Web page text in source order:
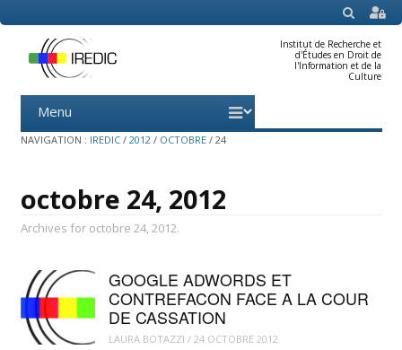
SEARCH
Institut de Recherche et
d'Études en Droit de
l'Information et de la
Culture
Menu
content
NAVIGATION : IREDIC / 2012 / OCTOBRE / 24
octobre 24, 2012
Archives for octobre 24, 2012.
GOOGLE ADWORDS ET
CONTREFACON FACE A LA COUR
DE CASSATION
LAURA BOTAZZI / 24 OCTOBRE 2012